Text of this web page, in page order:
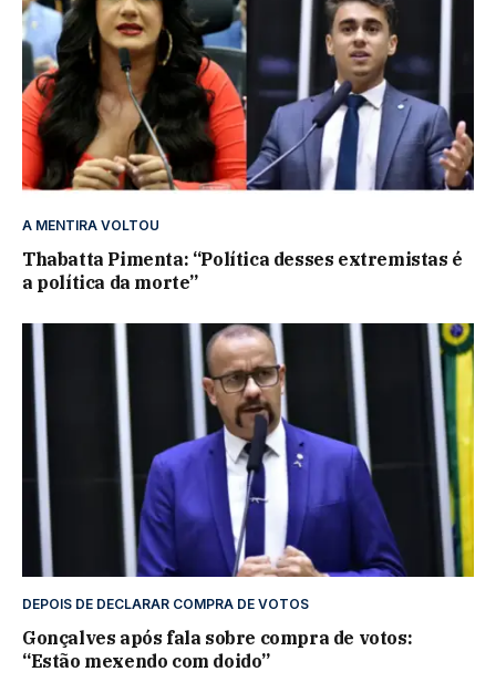
A MENTIRA VOLTOU
Thabatta Pimenta: “Política desses extremistas é
a política da morte”
DEPOIS DE DECLARAR COMPRA DE VOTOS
Gonçalves após fala sobre compra de votos:
“Estão mexendo com doido”